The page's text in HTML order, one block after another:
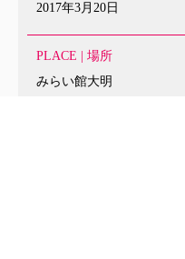
2017年3月20日
PLACE | 場所
みらい館大明